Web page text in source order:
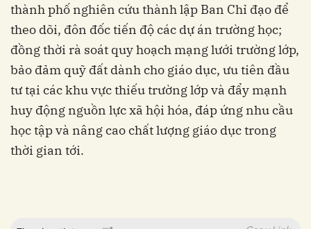
thành phố nghiên cứu thành lập Ban Chỉ đạo để
theo dõi, đôn đốc tiến độ các dự án trường học;
đồng thời rà soát quy hoạch mạng lưới trường lớp,
bảo đảm quỹ đất dành cho giáo dục, ưu tiên đầu
tư tại các khu vực thiếu trường lớp và đẩy mạnh
huy động nguồn lực xã hội hóa, đáp ứng nhu cầu
học tập và nâng cao chất lượng giáo dục trong
thời gian tới.